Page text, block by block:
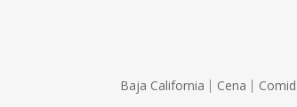
Baja California Cena